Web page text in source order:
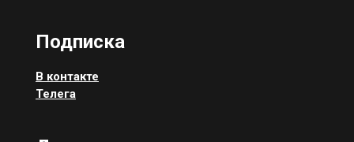
Подписка
В контакте
Телега